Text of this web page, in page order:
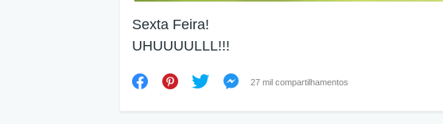
Sexta Feira!
UHUUUULLL!!!
27 mil compartilhamentos